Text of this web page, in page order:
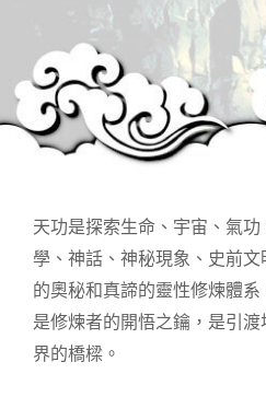
天功是探索生命、宇宙、氣
學、神話、神秘現象、史前
的奧秘和真諦的靈性修煉體
是修煉者的開悟之鑰，是引
界的橋樑。